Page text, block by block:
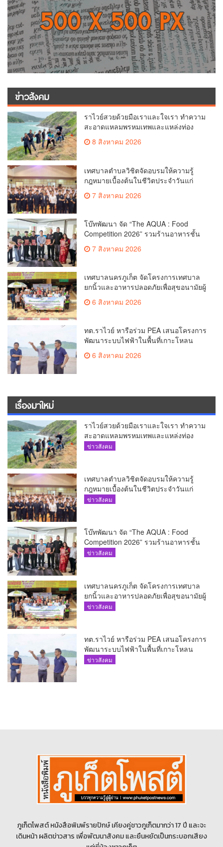
ข่าวสังคม
ราไวย์สวยด้วยมือเราและใจเรา ทำความ
สะอาดแหลมพรหมเทพและแหล่งท่อง
เที่ยว8 สิงหาคม 2026
เทศบาลตำบลวิชิตจัดอบรมให้ความรู้
กฎหมายเบื้องต้นในชีวิตประจำวันแก่
7 สิงหาคม 2026
โบ๊ทพัฒนา จัด “The AQUA : Food
Competition 2026” รวมร้านอาหารชั้น
ศักยภาพ Food Destination ย่านเชิงทะเล
7 สิงหาคม 2026
เทศบาลนครภูเก็ต จัดโครงการเทศบาล
ยกนิ้วและอาหารปลอดภัยเพื่อสุขอนามัยผู้
บริโภค
6 สิงหาคม 2026
ทต.ราไวย์ หารือร่วม PEA เสนอโครงการ
พัฒนาระบบไฟฟ้าในพื้นที่เกาะโหลน
6 สิงหาคม 2026
เรื่องมาใหม่
ราไวย์สวยด้วยมือเราและใจเรา ทำความ
สะอาดแหลมพรหมเทพและแหล่งท่อง
เที่ยว
ข่าวสังคม
เทศบาลตำบลวิชิตจัดอบรมให้ความรู้
กฎหมายเบื้องต้นในชีวิตประจำวันแก่
เยาวชน
ข่าวสังคม
โบ๊ทพัฒนา จัด “The AQUA : Food
Competition 2026” รวมร้านอาหารชั้น
นำของ The Shopps at The AQUA ชู
ข่าวสังคม
เทศบาลนครภูเก็ต จัดโครงการเทศบาล
ยกนิ้วและอาหารปลอดภัยเพื่อสุขอนามัยผู้
บริโภค
ข่าวสังคม
ทต.ราไวย์ หารือร่วม PEA เสนอโครงการ
พัฒนาระบบไฟฟ้าในพื้นที่เกาะโหลน
ข่าวสังคม
ภูเก็ตโพสต์ หนังสือพิมพ์รายปักษ์ เคียงคู่ชาวภูเก็ตมากว่า 17 ปี และจะ
เดินหน้า ผลิตข่าวสาร เพื่อพัฒนาสังคม และยืนหยัดเป็นกระบอกเสียง